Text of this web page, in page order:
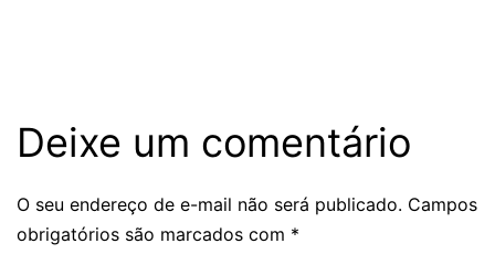
Deixe um comentário
O seu endereço de e-mail não será publicado. Campos
obrigatórios são marcados com *